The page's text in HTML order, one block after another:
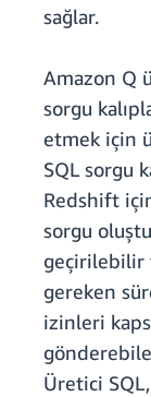
sağlar.
Amazon Q
sorgu
etmek için
SQL sorgu
Redshift
sorgu
geçirilebilir
gereken
izinleri
Üretici